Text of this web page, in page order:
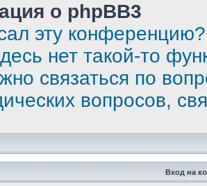
о phpBB3
эту конференцию?
нет такой-то
связаться по
вопросов,
Вход на